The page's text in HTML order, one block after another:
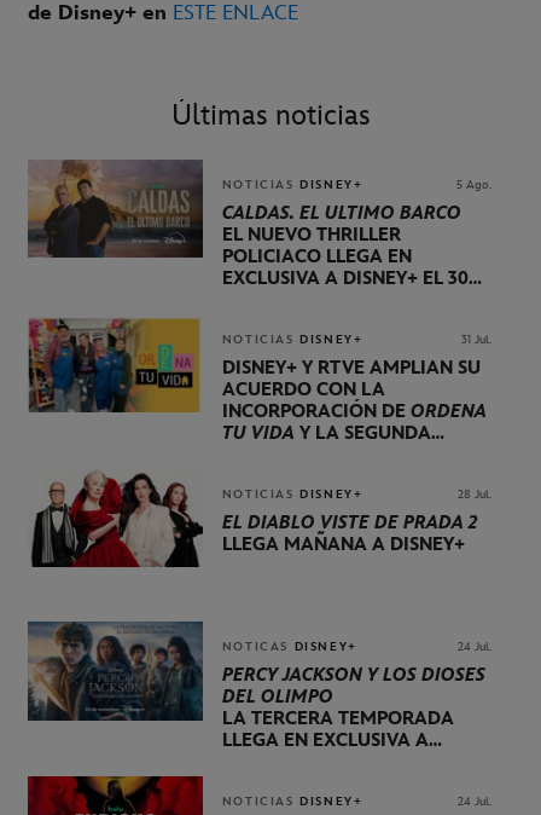
de Disney+ en ESTE ENLACE
Últimas noticias
NOTICIAS DISNEY+ 5 Ago.
CALDAS. EL ÚLTIMO BARCO
EL NUEVO THRILLER
POLICIACO LLEGA EN
EXCLUSIVA A DISNEY+ EL 30
NOTICIAS DISNEY+ 31 Jul.
DISNEY+ Y RTVE AMPLÍAN SU
ACUERDO CON LA
INCORPORACIÓN DE ORDENA
TU VIDA Y LA SEGUNDA
NOTICIAS DISNEY+ 28 Jul.
EL DIABLO VISTE DE PRADA 2
LLEGA MAÑANA A DISNEY+
NOTICAS DISNEY+ 24 Jul.
PERCY JACKSON Y LOS DIOSES
DEL OLIMPO
LA TERCERA TEMPORADA
LLEGA EN EXCLUSIVA A
NOTICIAS DISNEY+ 24 Jul.